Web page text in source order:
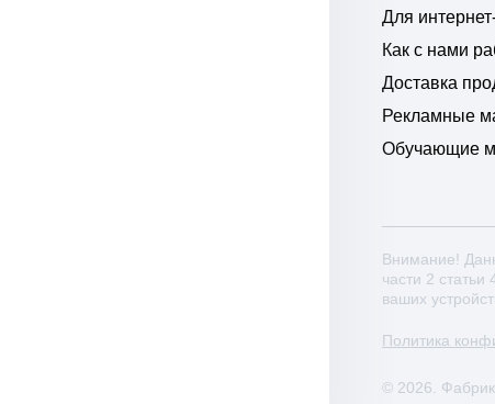
Для
Как с нами
Доставка
Рекламные
Обучающие
Внимание!
части 2
ваших
Политика
© 2026.